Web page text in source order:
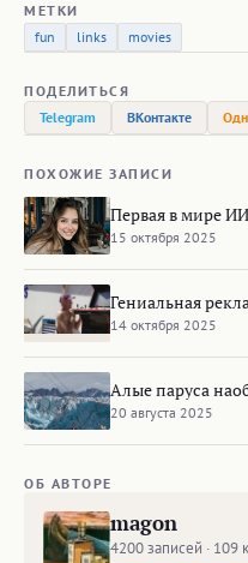
МЕТКИ
fun
links movies
ПОДЕЛИТЬСЯ
Telegram
ВКонтакте
ПОХОЖИЕ ЗАПИСИ
Первая в мире
15 октября 2025
Гениальная
14 октября 2025
Алые паруса
20 августа 2025
ОБ АВТОРЕ
magon
4200 записей · 109